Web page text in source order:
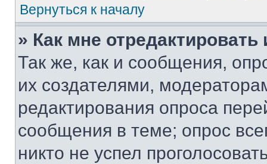
Вернуться к началу
» Как мне
Так же, как и сообщения,
их создателями,
редактирования опроса
сообщения в теме; опрос
никто не успел